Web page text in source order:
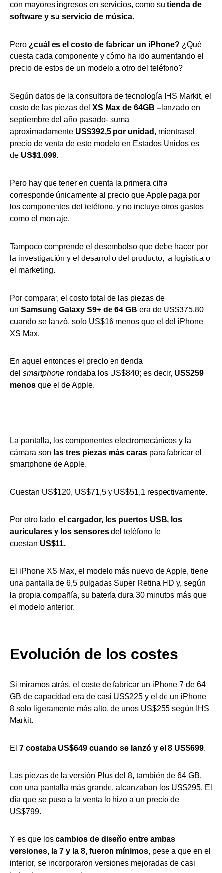
con mayores ingresos en servicios, como su tienda de
software y su servicio de música.
Pero ¿cuál es el costo de fabricar un iPhone? ¿Qué
cuesta cada componente y cómo ha ido aumentando el
precio de estos de un modelo a otro del teléfono?
Según datos de la consultora de tecnología IHS Markit, el
costo de las piezas del XS Max de 64GB – lanzado en
septiembre del año pasado- suma
aproximadamente US$392,5 por unidad , mientrasel
precio de venta de este modelo en Estados Unidos es
de US$1.099.
Pero hay que tener en cuenta la primera cifra
corresponde únicamente al precio que Apple paga por
los componentes del teléfono, y no incluye otros gastos
como el montaje.
Tampoco comprende el desembolso que debe hacer por
la investigación y el desarrollo del producto, la logística o
el marketing.
Por comparar, el costo total de las piezas de
un Samsung Galaxy S9+ de 64 GB era de US$375,80
cuando se lanzó, solo US$16 menos que el del iPhone
XS Max.
En aquel entonces el precio en tienda
del smartphone rondaba los US$840; es decir, US$259
menos que el de Apple.
La pantalla, los componentes electromecánicos y la
cámara son as tres piezas más caras para fabricar el
smartphone de Apple.
Cuestan US$120, US$71,5 y US$51,1 respectivamente.
Por otro lado, el cargador, los puertos USB, los
auriculares y los sensores del teléfono le
cuestan US$11.
El iPhone XS Max, el modelo más nuevo de Apple, tiene
una pantalla de 6,5 pulgadas Super Retina HD y, según
la propia compañía, su batería dura 30 minutos más que
el modelo anterior.
Evolución de los costes
Si miramos atrás, el coste de fabricar un iPhone 7 de 64
GB de capacidad era de casi US$225 y el de un iPhone
8 solo ligeramente más alto, de unos US$255 según IHS
Markit.
El 7 costaba US$649 cuando se lanzó y el 8 US$699.
Las piezas de la versión Plus del 8, también de 64 GB,
con una pantalla más grande, alcanzaban los US$295. El
día que se puso a la venta lo hizo a un precio de
US$799.
Y es que los cambios de diseño entre ambas
versiones, la 7 y la 8, fueron mínimos, pese a que en el
interior, se incorporaron versiones mejoradas de casi